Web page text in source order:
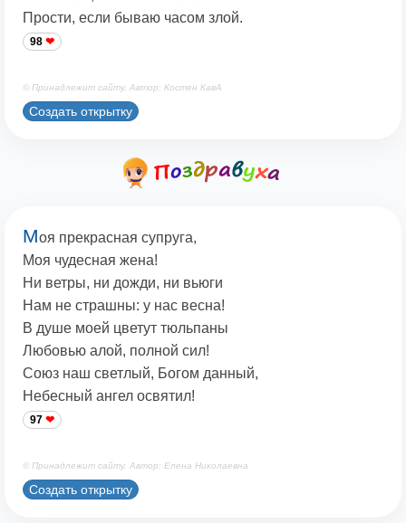
Прости, если бываю часом злой.
98
© Принадлежит сайту. Автор: Костен КавА
Создать открытку
Моя прекрасная супруга,
Моя чудесная жена!
Ни ветры, ни дожди, ни вьюги
Нам не страшны: у нас весна!
В душе моей цветут тюльпаны
Любовью алой, полной сил!
Союз наш светлый, Богом данный,
Небесный ангел освятил!
97
© Принадлежит сайту. Автор: Елена Николаевна
Создать открытку